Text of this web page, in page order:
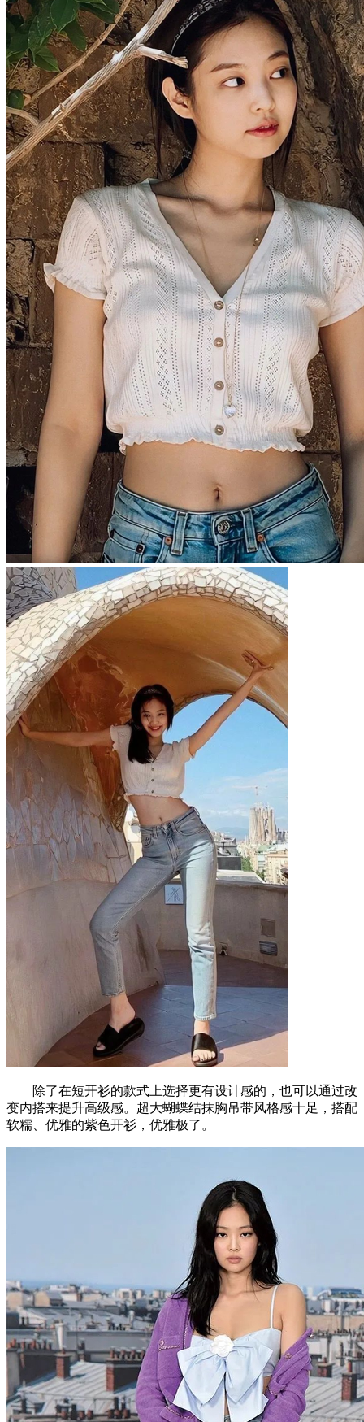
除了在短开衫的款式上选择更有设计感的，也可以通过改
变内搭来提升高级感。超大蝴蝶结抹胸吊带风格感十足，搭配
软糯、优雅的紫色开衫，优雅极了。